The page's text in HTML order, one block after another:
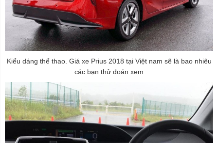
Kiểu dáng thể thao. Giá xe Prius 2018 tại Việt nam sẽ là bao nhiêu
các bạn thử đoán xem